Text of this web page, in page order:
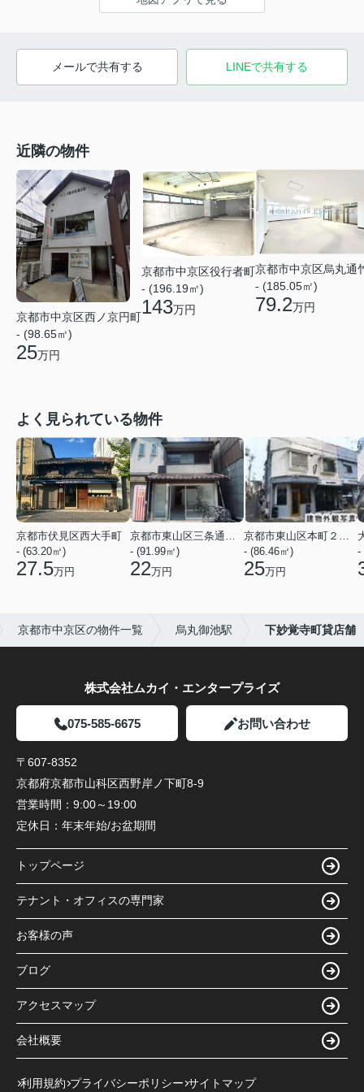
メールで共有する LINEで共有する
近隣の物件
京都市中京区西ノ京円町
- (98.65㎡)
25万円
京都市中京区役行者町
- (196.19㎡)
143万円
京都市中京区烏丸通
- (185.05㎡)
79.2万円
よく見られている物件
京都市伏見区西大手町
- (63.20㎡)
27.5万円
- (91.99㎡)
22万円
- (86.46㎡)
25万円
-
京都市中京区の物件一覧 烏丸御池駅 下妙覚寺町貸店舗
株式会社ムカイ・エンタープライズ
075-585-6675 お問い合わせ
〒607-8352
京都府京都市山科区西野岸ノ下町8-9
営業時間： 9:00～19:00
定休日： 年末年始/お盆期間
トップページ
テナント・オフィスの専門家
お客様の声
ブログ
アクセスマップ
会社概要
利用規約 プライバシーポリシー サイトマップ